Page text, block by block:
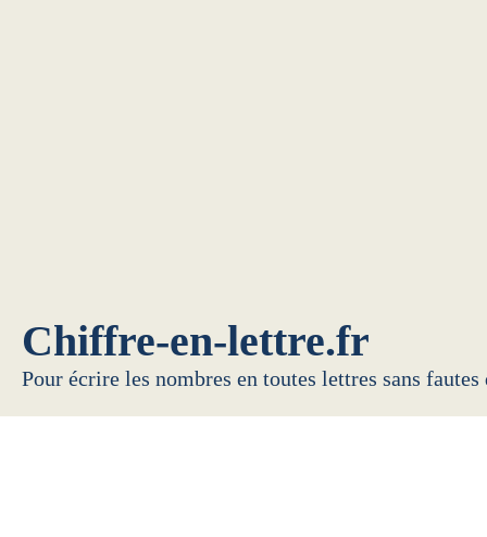
Chiffre-en-lettre.fr
Pour écrire les nombres en toutes lettres sans